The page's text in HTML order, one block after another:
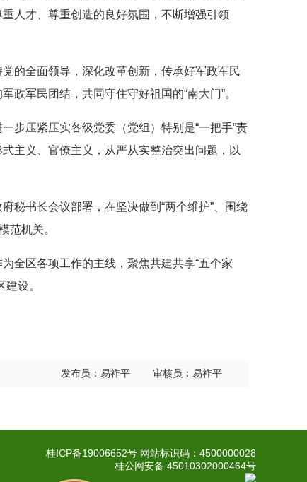
人才、尊重创造的良好氛围，不断增强引领
的全面领导，深化改革创新，传承好军政军民
军民团结，共同守住守好祖国的“南大门”。
步压紧压实各级党委（党组）特别是“一把手”责
主义、官僚主义，从严从实整治突出问题，以
秘书长会议部署，在坚决做到“两个维护”、围绕
范机关。
全区各项工作的主线，聚焦共建共享“五个家
设。
发布员：易祚平 审核员：易祚平
桂ICP备19006652号 网站标识码：4500000028
桂公网安备 45010302000464号